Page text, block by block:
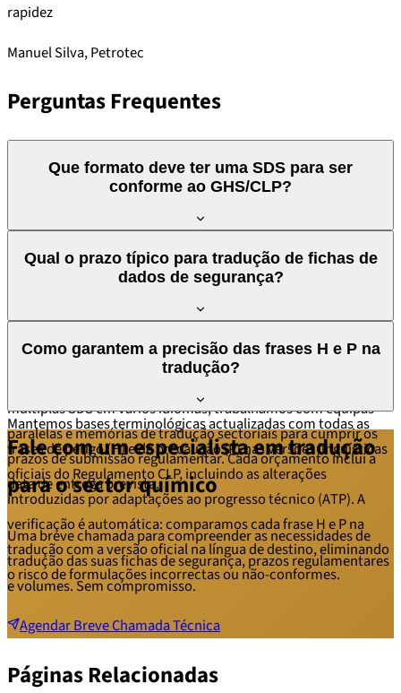
rapidez
Manuel Silva, Petrotec
Perguntas Frequentes
Que formato deve ter uma SDS para ser
conforme ao GHS/CLP?
1272/2008) deve seguir a estrutura de 16 secções definida no
Anexo II do Regulamento REACH (alterado pelo Regulamento
2020/878). Cada secção tem um título e conteúdo obrigatórios,
e a tradução deve respeitar os títulos oficiais e a terminologia
regulamentar na língua de destino. As frases H e P devem
utilizar as versões linguísticas oficiais do Regulamento CLP.
Qual o prazo típico para tradução de fichas de
dados de segurança?
standard (8-12 páginas) para 1 idioma é tipicamente entregue
em 2 a 3 dias úteis. Para registos de produtos químicos com
múltiplas SDS em vários idiomas, trabalhamos com equipas
paralelas e memórias de tradução sectoriais para cumprir os
prazos de submissão regulamentar. Cada orçamento inclui a
data de entrega prevista.
Como garantem a precisão das frases H e P na
tradução?
Mantemos bases terminológicas actualizadas com todas as
frases de perigo (H) e de precaução (P) nas versões linguísticas
oficiais do Regulamento CLP, incluindo as alterações
introduzidas por adaptações ao progresso técnico (ATP). A
verificação é automática: comparamos cada frase H e P na
tradução com a versão oficial na língua de destino, eliminando
o risco de formulações incorrectas ou não-conformes.
Fale com um especialista em tradução
para o sector químico
Uma breve chamada para compreender as necessidades de
tradução das suas fichas de segurança, prazos regulamentares
e volumes. Sem compromisso.
Agendar Breve Chamada Técnica
Páginas Relacionadas